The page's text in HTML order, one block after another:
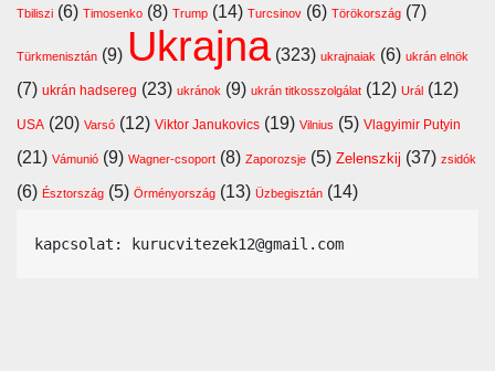
Tbiliszi (6) Timosenko (8) Trump (14) Turcsinov (6) Törökország (7)
Türkmenisztán (9) Ukrajna(323) ukrajnaiak (6) ukrán elnök
(7) ukrán hadsereg (23) ukránok (9) ukrán titkosszolgálat (12) Urál (12)
USA (20) Varsó (12) Viktor Janukovics (19) Vilnius (5) Vlagyimir Putyin
(21) Vámunió (9) Wagner-csoport (8) Zaporozsje (5) Zelenszkij (37) zsidók
(6) Észtország (5) Örményország (13) Üzbegisztán (14)
kapcsolat: kurucvitezek12@gmail.com